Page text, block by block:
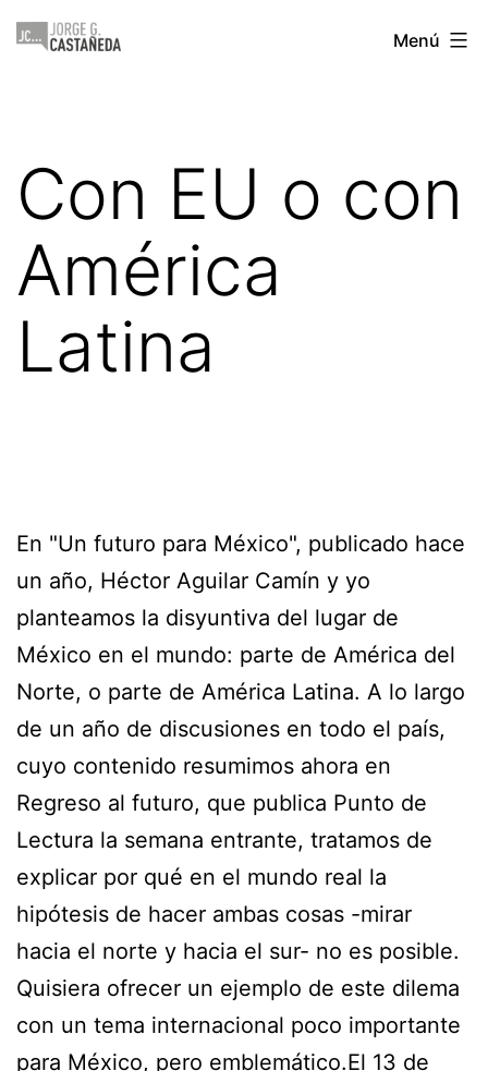
Saltar
Jorge
Menú
Con EU o con
América
Latina
En "Un futuro para México", publicado hace
un año, Héctor Aguilar Camín y yo
planteamos la disyuntiva del lugar de
México en el mundo: parte de América del
Norte, o parte de América Latina. A lo largo
de un año de discusiones en todo el país,
cuyo contenido resumimos ahora en
Regreso al futuro, que publica Punto de
Lectura la semana entrante, tratamos de
explicar por qué en el mundo real la
hipótesis de hacer ambas cosas -mirar
hacia el norte y hacia el sur- no es posible.
Quisiera ofrecer un ejemplo de este dilema
con un tema internacional poco importante
para México, pero emblemático.El 13 de